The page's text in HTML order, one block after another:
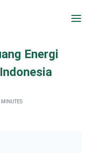
Energi
MINUTES